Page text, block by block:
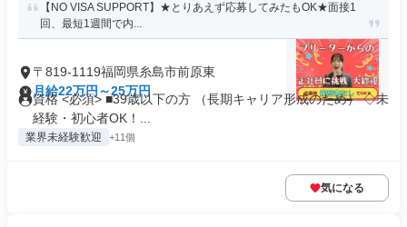
【NO VISA SUPPORT】★とりあえず応募してみたもOK★面接1
回、最短1週間で内...
〒819-1119福岡県糸島市前原東
月給22万円～25万円
資格 <必須> ■39歳以下の方 （長期キャリア形成のため） ◇未
経験・初心者OK！...
業界未経験歓迎 +11個
気になる